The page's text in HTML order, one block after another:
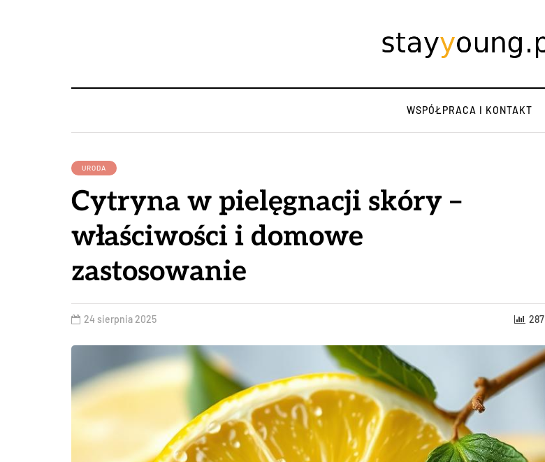
WSPÓŁPRACA I KONTAKT
URODA
Cytryna w pielęgnacji skóry –
właściwości i domowe
zastosowanie
24 sierpnia 2025 287